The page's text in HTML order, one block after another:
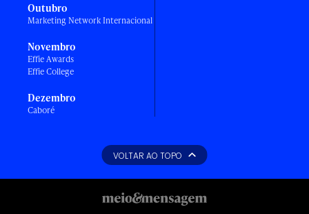
Outubro
Marketing Network Internacional
Novembro
Effie Awards
Effie College
Dezembro
Caboré
VOLTAR AO TOPO